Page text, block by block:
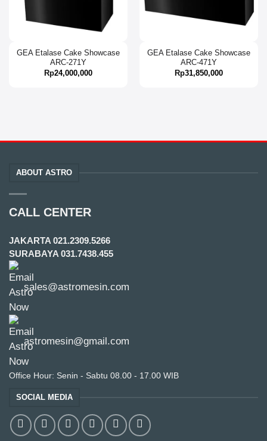
GEA Etalase Cake Showcase
ARC-271Y
Rp24,000,000
GEA Etalase Cake Showcase
ARC-471Y
Rp31,850,000
ABOUT ASTRO
CALL CENTER
JAKARTA 021.2309.5266
SURABAYA 031.7438.455
sales@astromesin.com
astromesin@gmail.com
Office Hour: Senin - Sabtu 08.00 - 17.00 WIB
SOCIAL MEDIA